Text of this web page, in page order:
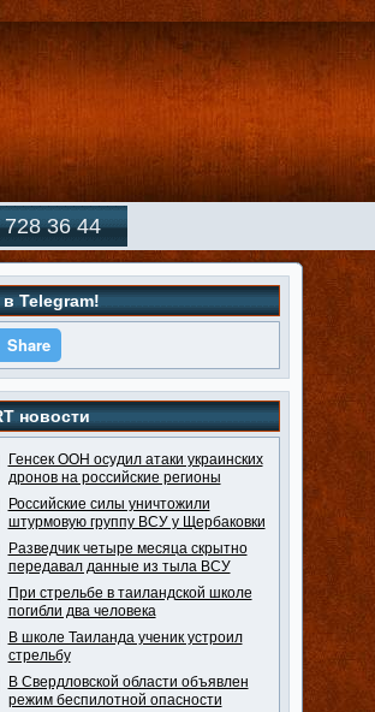
36 44
Telegram!
новости
Генсек ООН осудил атаки украинских
дронов на российские регионы
Российские силы уничтожили
штурмовую группу ВСУ у Щербаковки
Разведчик четыре месяца скрытно
передавал данные из тыла ВСУ
При стрельбе в таиландской школе
погибли два человека
В школе Таиланда ученик устроил
стрельбу
В Свердловской области объявлен
режим беспилотной опасности